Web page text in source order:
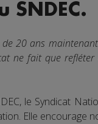
SNDEC.
20 ans
ne fait que
le Syndicat
Elle encourage